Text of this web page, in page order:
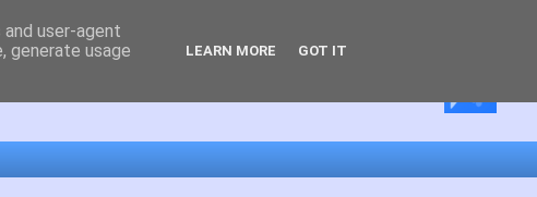
user-agent
generate usage
LEARN MORE GOT IT